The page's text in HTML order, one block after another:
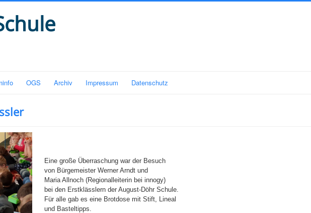
OGS Archiv Impressum Datenschutz
Eine große Überraschung war der Besuch
von Bürgemeister Werner Arndt und
Maria Allnoch (Regionalleiterin bei innogy)
bei den Erstklässlern der August-Döhr Schule.
Für alle gab es eine Brotdose mit Stift, Lineal
und Basteltipps.